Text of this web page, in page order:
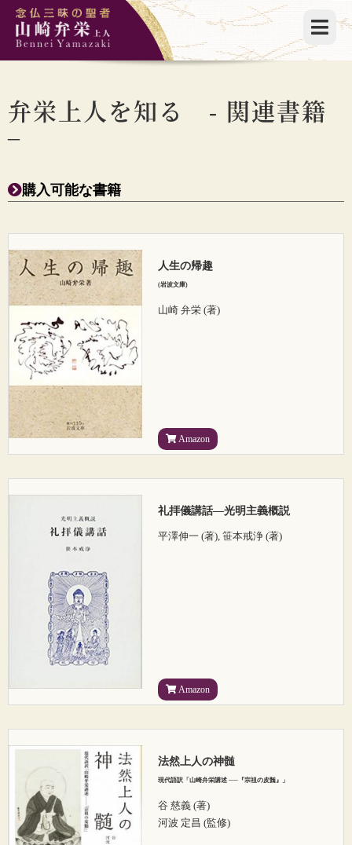
弁栄上人を知る - 関連書籍
–
購入可能な書籍
人生の帰趣
(岩波文庫)
山崎 弁栄 (著)
Amazon
礼拝儀講話―光明主義概説
平澤伸一 (著), 笹本戒浄 (著)
Amazon
法然上人の神髄
現代語訳「山崎弁栄講述 ──『宗祖の皮髄』」
谷 慈義 (著)
河波 定昌 (監修)